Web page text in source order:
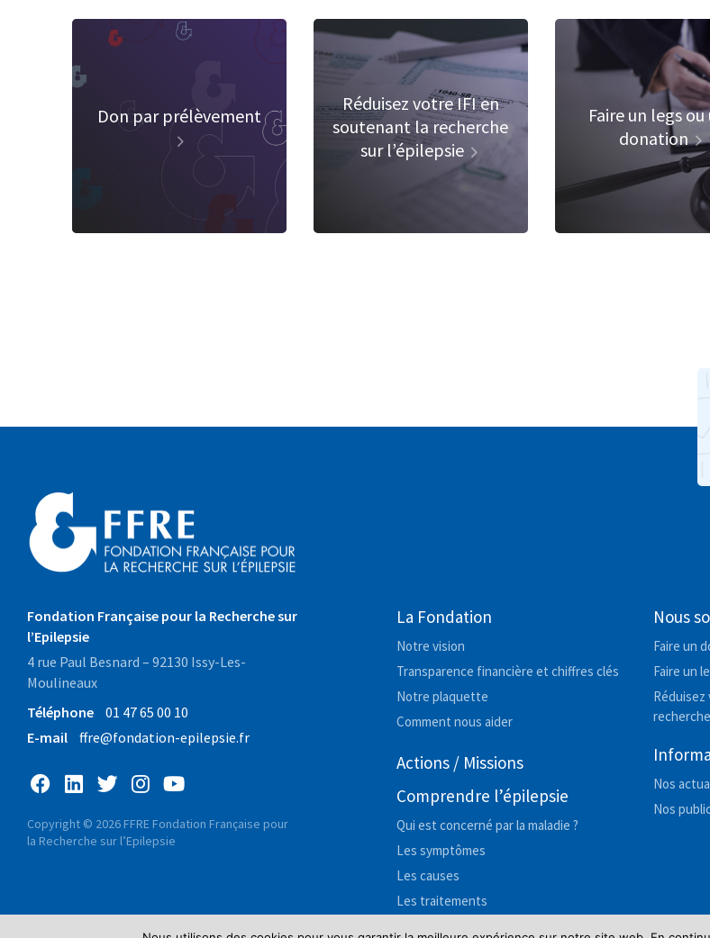
Don par prélèvement
Réduisez votre IFI en
soutenant la recherche
sur l’épilepsie
Faire un legs ou
donation
Fondation Française pour la Recherche sur
l’Epilepsie
4 rue Paul Besnard – 92130 Issy-Les-
Moulineaux
Téléphone
01 47 65 00 10
E-mail
ffre@fondation-epilepsie.fr
Copyright © 2026 FFRE Fondation Française pour
la Recherche sur l’Epilepsie
La Fondation
Notre vision
Transparence financière et chiffres clés
Notre plaquette
Comment nous aider
Actions / Missions
Comprendre l’épilepsie
Qui est concerné par la maladie ?
Les symptômes
Les causes
Les traitements
Nous
Faire un
Faire un
Nos
Nos